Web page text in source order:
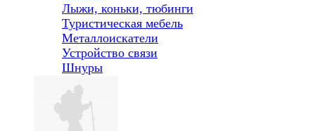
Лыжи, коньки, тюбинги
Туристическая мебель
Металлоискатели
Устройство связи
Шнуры